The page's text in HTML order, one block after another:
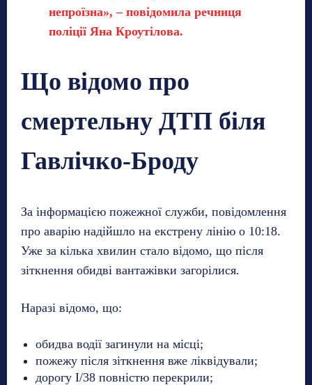
непроїзна», – повідомила речниця
поліції Яна Кроутілова.
Що відомо про
смертельну ДТП біля
Гавлічко-Броду
За інформацією пожежної служби, повідомлення
про аварію надійшло на екстрену лінію о 10:18.
Уже за кілька хвилин стало відомо, що після
зіткнення обидві вантажівки загорілися.
Наразі відомо, що:
обидва водії загинули на місці;
пожежу після зіткнення вже ліквідували;
дорогу I/38 повністю перекрили;